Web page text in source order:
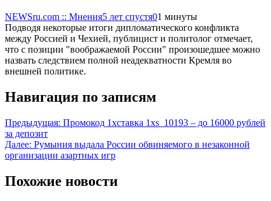
NEWSru.com :: Мнения5 лет спустя01 минуты
Подводя некоторые итоги дипломатического конфликта
между Россией и Чехией, публицист и политолог отмечает,
что с позиции "воображаемой России" произошедшее можно
назвать следствием полной неадекватности Кремля во
внешней политике.
Навигация по записям
Предыдущая: Промокод 1хставка 1xs_10193 – до 16000 рублей
за депозит
Далее: Румыния выдала России обвиняемого в незаконной
организации азартных игр
Похожие новости